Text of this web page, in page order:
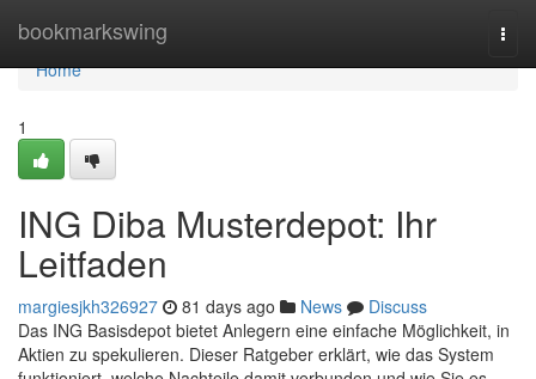
bookmarkswing
Home
Home
1
ING Diba Musterdepot: Ihr
Leitfaden
margiesjkh326927 81 days ago News
Discuss
Das ING Basisdepot bietet Anlegern eine einfache Möglichkeit, in
Aktien zu spekulieren. Dieser Ratgeber erklärt, wie das System